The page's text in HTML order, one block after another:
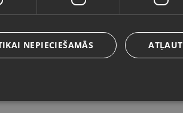
/ Latvian
NEPIECIEŠAMĀS